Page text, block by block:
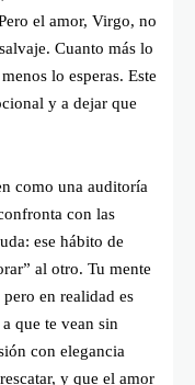
el amor, Virgo, no
Cuanto más lo
lo esperas. Este
y a dejar que
como una auditoría
con las
ese hábito de
al otro. Tu mente
en realidad es
que te vean sin
con elegancia
y que el amor